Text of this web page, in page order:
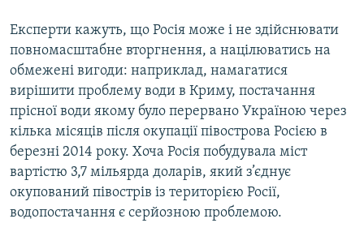
Експерти кажуть, що Росія може і не здійснювати
повномасштабне вторгнення, а націлюватись на
обмежені вигоди: наприклад, намагатися
вирішити проблему води в Криму, постачання
прісної води якому було перервано Україною через
кілька місяців після окупації півострова Росією в
березні 2014 року. Хоча Росія побудувала міст
вартістю 3,7 мільярда доларів, який з’єднує
окупований півострів із територією Росії,
водопостачання є серйозною проблемою.